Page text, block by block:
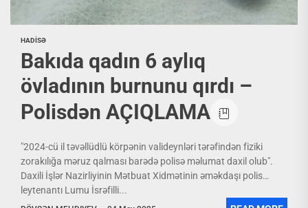
HADİSƏ
Bakıda qadın 6 aylıq
övladının burnunu qırdı –
Polisdən AÇIQLAMA
"2024-cü il təvəllüdlü körpənin valideynləri tərəfindən fiziki
zorakılığa məruz qalması barədə polisə məlumat daxil olub".
Daxili İşlər Nazirliyinin Mətbuat Xidmətinin əməkdaşı polis
leytenantı Lumu İsrəfilli...